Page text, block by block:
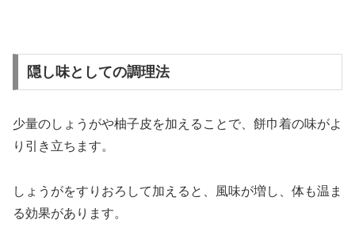
隠し味としての調理法
少量のしょうがや柚子皮を加えることで、餅巾着の味がよ
り引き立ちます。
しょうがをすりおろして加えると、風味が増し、体も温ま
る効果があります。